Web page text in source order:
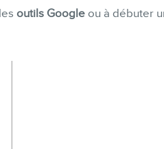
outils Google ou à débuter